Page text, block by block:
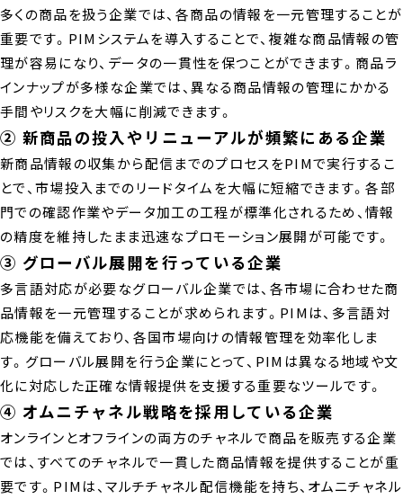
多くの商品を扱う企業では、各商品の情報を一元管理することが
重要です。PIMシステムを導入することで、複雑な商品情報の管
理が容易になり、データの一貫性を保つことができます。商品ラ
インナップが多様な企業では、異なる商品情報の管理にかかる
手間やリスクを大幅に削減できます。
② 新商品の投入やリニューアルが頻繁にある企業
新商品情報の収集から配信までのプロセスをPIMで実行するこ
とで、市場投入までのリードタイムを大幅に短縮できます。各部
門での確認作業やデータ加工の工程が標準化されるため、情報
の精度を維持したまま迅速なプロモーション展開が可能です。
③ グローバル展開を行っている企業
多言語対応が必要なグローバル企業では、各市場に合わせた商
品情報を一元管理することが求められます。PIMは、多言語対
応機能を備えており、各国市場向けの情報管理を効率化しま
す。グローバル展開を行う企業にとって、PIMは異なる地域や文
化に対応した正確な情報提供を支援する重要なツールです。
④ オムニチャネル戦略を採用している企業
オンラインとオフラインの両方のチャネルで商品を販売する企業
では、すべてのチャネルで一貫した商品情報を提供することが重
要です。PIMは、マルチチャネル配信機能を持ち、オムニチャネル